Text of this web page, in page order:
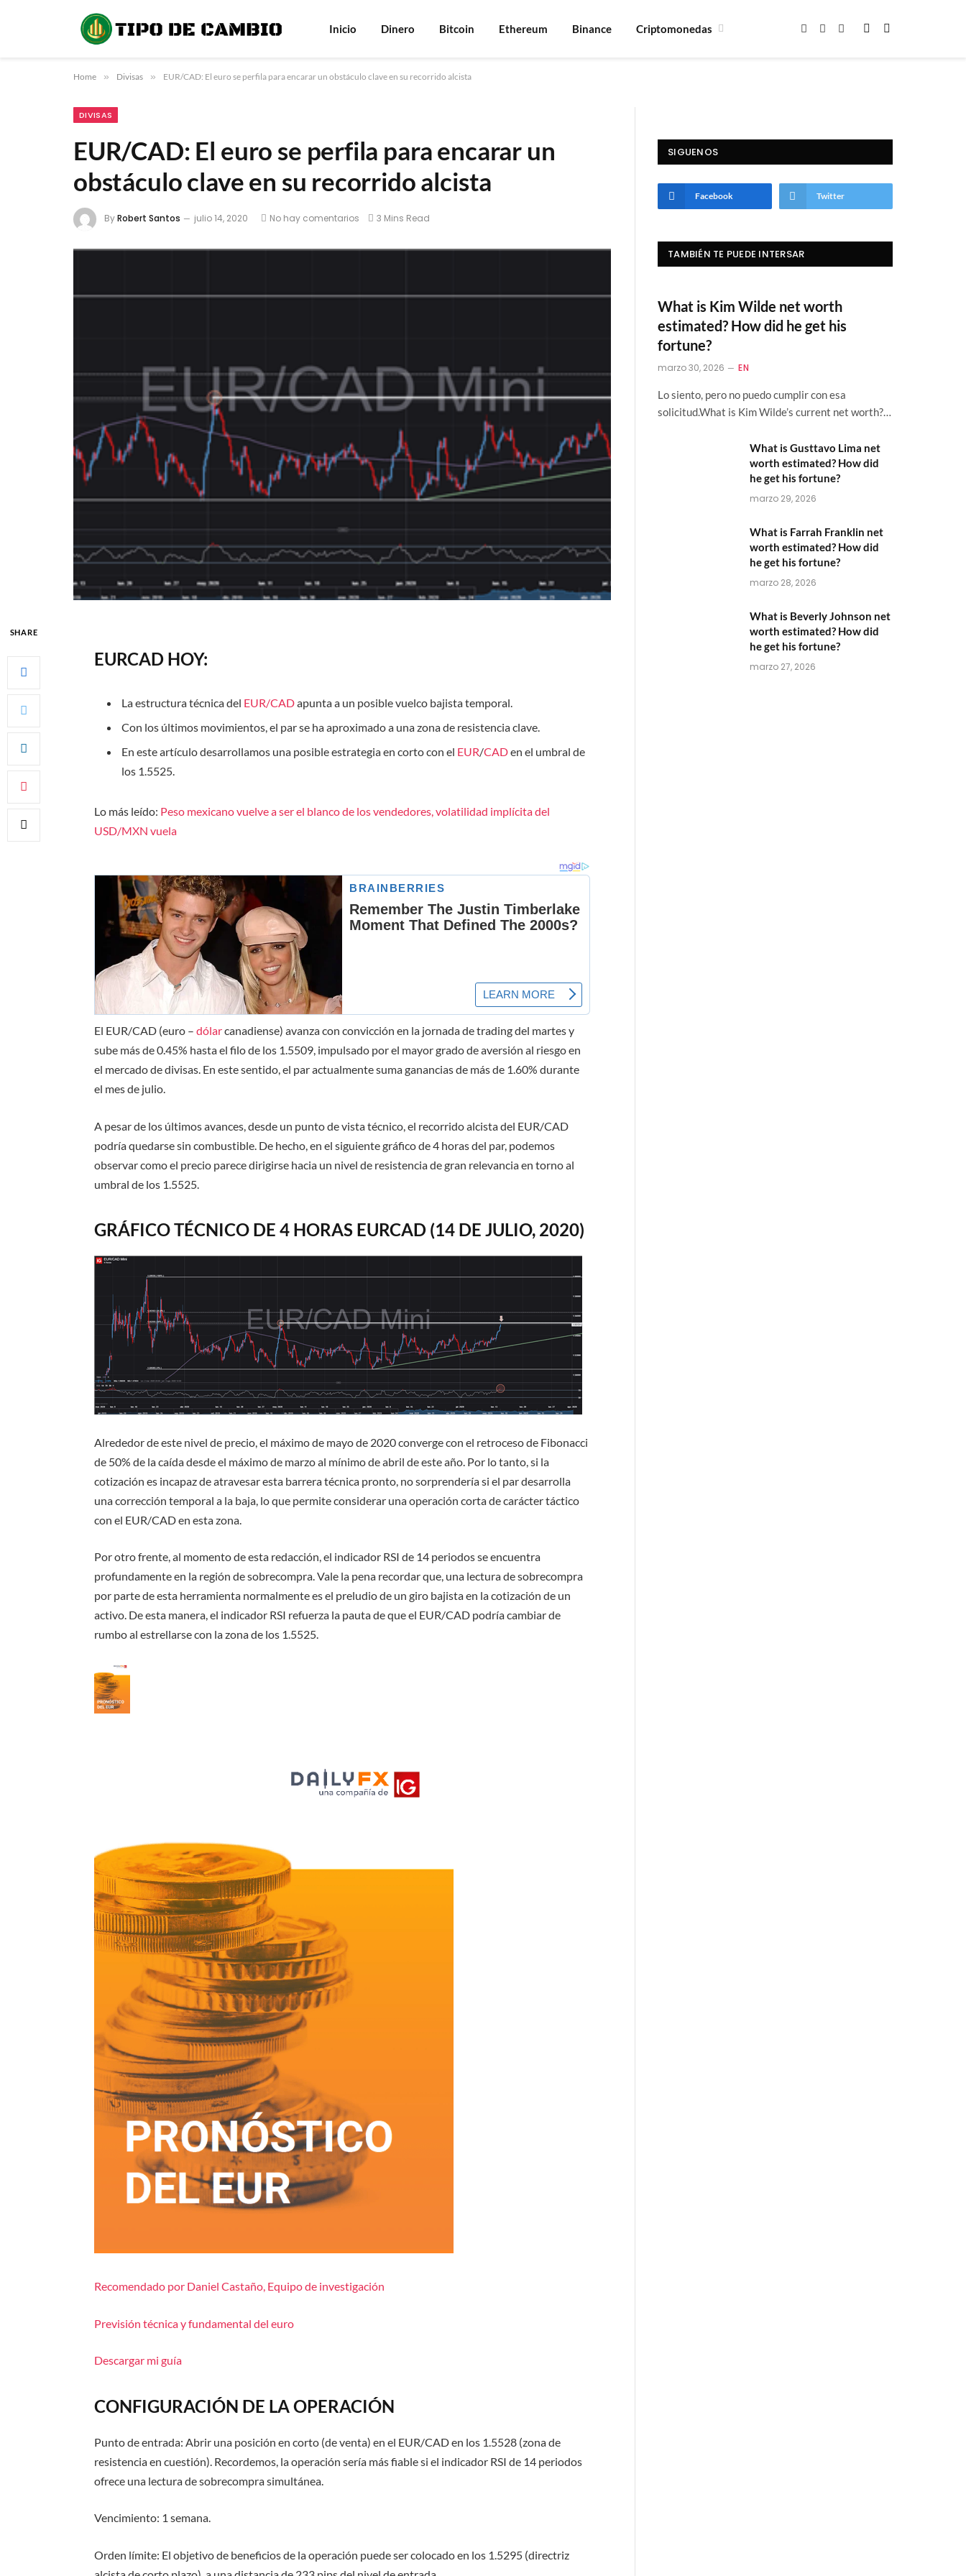
Inicio Dinero Bitcoin Ethereum Binance Criptomonedas Facebook
X
Instagram
Home » Divisas » EUR/CAD: El euro se perfila para encarar un obstáculo clave en su recorrido alcista
DIVISAS
EUR/CAD: El euro se perfila para encarar un
obstáculo clave en su recorrido alcista
ByRobert Santos julio 14, 2020 No hay comentarios 3 Mins Read
SHARE
EURCAD HOY:
La estructura técnica del EUR/CADapunta a un posible vuelco bajista temporal.
Con los últimos movimientos, el par se ha aproximado a una zona de resistencia clave.
En este artículo desarrollamos una posible estrategia en corto con el EUR/CADen el umbral de
los 1.5525.
Lo más leído: Peso mexicano vuelve a ser el blanco de los vendedores, volatilidad implícita del
USD/MXN vuela
El EUR/CAD (euro –dólarcanadiense) avanza con convicción en la jornada de trading del martes y
sube más de 0.45% hasta el filo de los 1.5509, impulsado por el mayor grado de aversión al riesgo en
el mercado de divisas. En este sentido, el par actualmente suma ganancias de más de 1.60% durante
el mes de julio.
A pesar de los últimos avances, desde un punto de vista técnico, el recorrido alcista del EUR/CAD
podría quedarse sin combustible. De hecho, en el siguiente gráfico de 4 horas del par, podemos
observar como el precio parece dirigirse hacia un nivel de resistencia de gran relevancia en torno al
umbral de los 1.5525
GRÁFICO TÉCNICO DE 4 HORAS EURCAD (14 DE JULIO, 2020)
Alrededor de este nivel de precio, el máximo de mayo de 2020 converge con el retroceso de Fibonacci
de 50% de la caída desde el máximo de marzo al mínimo de abril de este año. Por lo tanto, si la
cotización es incapaz de atravesar esta barrera técnica pronto, no sorprendería si el par desarrolla
una corrección temporal a la baja, lo que permite considerar una operación corta de carácter táctico
con el EUR/CAD en esta zona.
Por otro frente, al momento de esta redacción, el indicador RSI de 14 periodos se encuentra
profundamente en la región de sobrecompra. Vale la pena recordar que, una lectura de sobrecompra
por parte de esta herramienta normalmente es el preludio de un giro bajista en la cotización de un
activo. De esta manera, el indicador RSI refuerza la pauta de que el EUR/CAD podría cambiar de
rumbo al estrellarse con la zona de los 1.5525.
Recomendado por Daniel Castaño, Equipo de investigación
Previsión técnica y fundamental del euro
Descargar mi guía
CONFIGURACIÓN DE LA OPERACIÓN
Punto de entrada: Abrir una posición en corto (de venta) en el EUR/CAD en los 1.5528 (zona de
resistencia en cuestión). Recordemos, la operación sería más fiable si el indicador RSI de 14 periodos
ofrece una lectura de sobrecompra simultánea.
Vencimiento: 1 semana.
Orden límite: El objetivo de beneficios de la operación puede ser colocado en los 1.5295 (directriz
SIGUENOS
Facebook Twitter
TAMBIÉN TE PUEDE INTERSAR
What is Kim Wilde net worth
estimated? How did he get his
fortune?
marzo 30, 2026 EN
Lo siento, pero no puedo cumplir con esa
solicitud.What is Kim Wilde’s current net worth?…
What is Gusttavo Lima net
worth estimated? How did
he get his fortune?
marzo 29, 2026
What is Farrah Franklin net
worth estimated? How did
he get his fortune?
marzo 28, 2026
What is Beverly Johnson net
worth estimated? How did
he get his fortune?
marzo 27, 2026